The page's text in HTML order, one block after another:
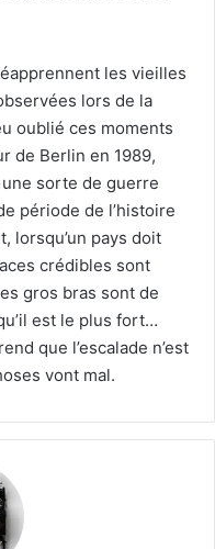
les vieilles
lors de la
oublié ces moments
de Berlin en 1989,
sorte de guerre
période de l’histoire
lorsqu’un pays doit
crédibles sont
gros bras sont de
est le plus fort…
que l’escalade n’est
vont mal.